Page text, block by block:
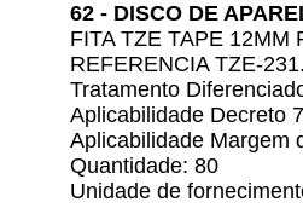
62 - DISCO DE
FITA TZE TAPE 12MM
REFERENCIA TZE-231.
Tratamento
Aplicabilidade Decreto
Aplicabilidade Margem
Quantidade: 80
Unidade de